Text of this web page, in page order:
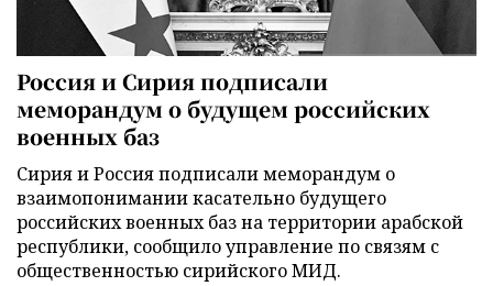
Россия и Сирия подписали
меморандум о будущем российских
военных баз
Сирия и Россия подписали меморандум о
взаимопонимании касательно будущего
российских военных баз на территории арабской
республики, сообщило управление по связям с
общественностью сирийского МИД.